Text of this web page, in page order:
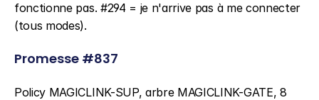
fonctionne pas. #294 = je n'arrive pas à me connecter
(tous modes).
Promesse #837
Policy MAGICLINK-SUP, arbre MAGICLINK-GATE, 8